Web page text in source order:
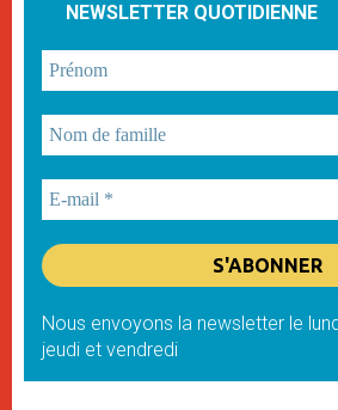
NEWSLETTER QUOTIDIENNE
Nous envoyons la newsletter le
jeudi et vendredi